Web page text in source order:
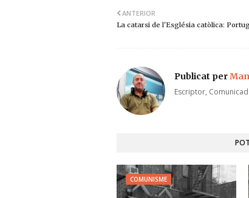
ANTERIOR
La catarsi de l'Església catòlica:
Publicat per
Escriptor,
COMUNISME